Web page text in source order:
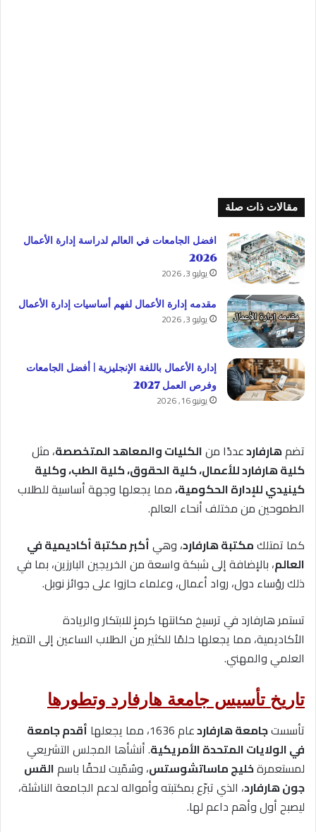
مقالات ذات صلة
افضل الجامعات في العالم لدراسة إدارة الأعمال
2026
يوليو 3, 2026
مقدمه إدارة الأعمال لفهم أساسيات إدارة الأعمال
يوليو 3, 2026
إدارة الأعمال باللغة الإنجليزية | أفضل الجامعات
وفرص العمل 2027
يونيو 16, 2026
تضمهارفاردعددًا منالكليات والمعاهد المتخصصة، مثل
كلية هارفارد للأعمال، كلية الحقوق، كلية الطب، وكلية
كينيدي للإدارة الحكومية،مما يجعلها وجهة أساسية للطلاب
الطموحين من مختلف أنحاء العالم.
كما تمتلكمكتبة هارفارد، وهيأكبر مكتبة أكاديمية في
العالم، بالإضافة إلى شبكة واسعة من الخريجين البارزين، بما في
ذلك رؤساء دول، رواد أعمال، وعلماء حازوا على جوائز نوبل.
تستمر هارفارد في ترسيخ مكانتها كرمزٍ للابتكار والريادة
الأكاديمية، مما يجعلها حلمًا للكثير من الطلاب الساعين إلى التميز
العلمي والمهني.
تاريخ تأسيس جامعة هارفارد وتطورها
تأسستجامعة هارفاردعام 1636، مما يجعلها
أقدم جامعة
في الولايات المتحدة الأمريكية. أنشأها المجلس التشريعي
لمستعمرةخليج ماساتشوستس، وسُمّيت لاحقًا باسمالقس
جون هارفارد، الذي تبرّع بمكتبته وأمواله لدعم الجامعة الناشئة،
ليصبح أول وأهم داعم لها.